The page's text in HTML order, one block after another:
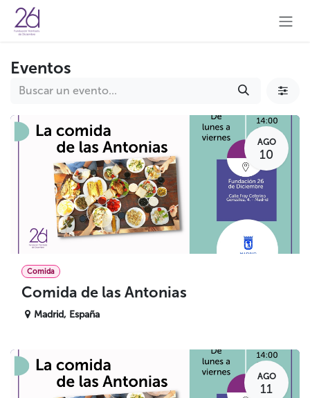
Ir al contenido
Eventos
AGO
10
Comida
Comida de las Antonias
Madrid, España
AGO
11